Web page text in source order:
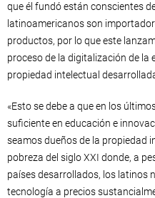
que él fundó están conscientes
latinoamericanos son
productos, por lo que este
proceso de la digitalización de la
propiedad intelectual
«Esto se debe a que en los
suficiente en educación e
seamos dueños de la propiedad
pobreza del siglo XXI donde, a
países desarrollados, los latinos
tecnología a precios